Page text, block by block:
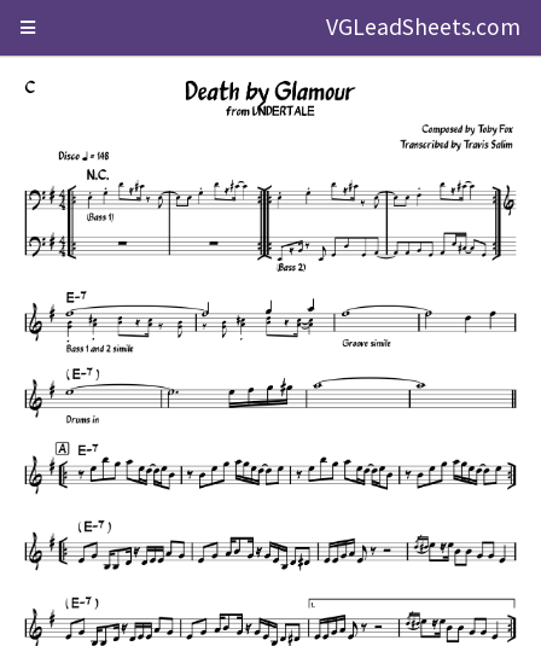
VGLeadSheets.com